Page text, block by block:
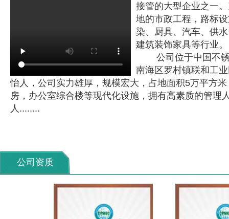
接管的大型企业之一
地的市政工程，路标
染、厨具、汽车、供
建筑装饰家具等行业。
公司位于中国不锈
南海区罗村镇联和工
怡人，公司实力雄厚，规模宏大，占地面积5万平方
房，办公室综合楼等现代化设施，拥有高素质的管理
人........
公司资质